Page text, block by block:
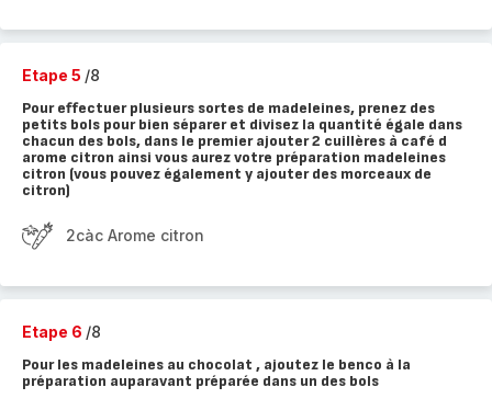
Etape 5 /8
Pour effectuer plusieurs sortes de madeleines, prenez des
petits bols pour bien séparer et divisez la quantité égale dans
chacun des bols, dans le premier ajouter 2 cuillères à café d
arome citron ainsi vous aurez votre préparation madeleines
citron (vous pouvez également y ajouter des morceaux de
citron)
2càc Arome citron
Etape 6 /8
Pour les madeleines au chocolat , ajoutez le benco à la
préparation auparavant préparée dans un des bols